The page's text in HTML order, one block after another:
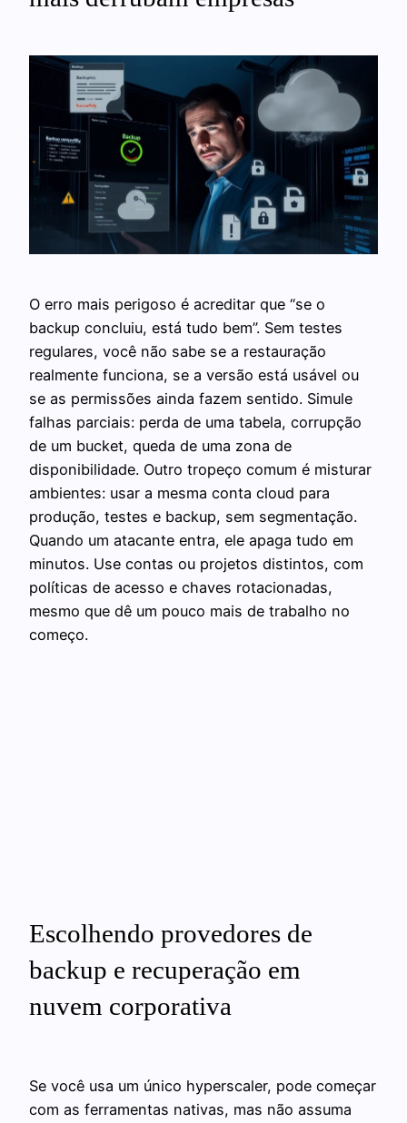
O erro mais perigoso é acreditar que “se o
backup concluiu, está tudo bem”. Sem testes
regulares, você não sabe se a restauração
realmente funciona, se a versão está usável ou
se as permissões ainda fazem sentido. Simule
falhas parciais: perda de uma tabela, corrupção
de um bucket, queda de uma zona de
disponibilidade. Outro tropeço comum é misturar
ambientes: usar a mesma conta cloud para
produção, testes e backup, sem segmentação.
Quando um atacante entra, ele apaga tudo em
minutos. Use contas ou projetos distintos, com
políticas de acesso e chaves rotacionadas,
mesmo que dê um pouco mais de trabalho no
começo.
Escolhendo provedores de
backup e recuperação em
nuvem corporativa
Se você usa um único hyperscaler, pode começar
com as ferramentas nativas, mas não assuma